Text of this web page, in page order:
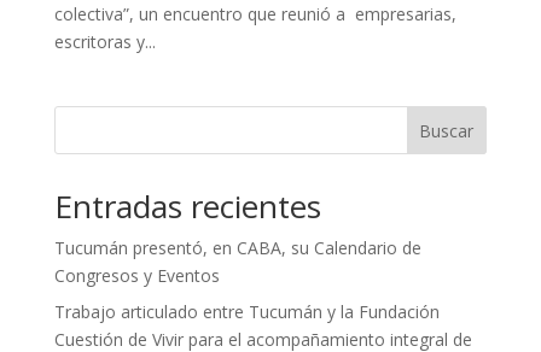
colectiva”, un encuentro que reunió a empresarias,
escritoras y...
Buscar
Entradas recientes
Tucumán presentó, en CABA, su Calendario de
Congresos y Eventos
Trabajo articulado entre Tucumán y la Fundación
Cuestión de Vivir para el acompañamiento integral de